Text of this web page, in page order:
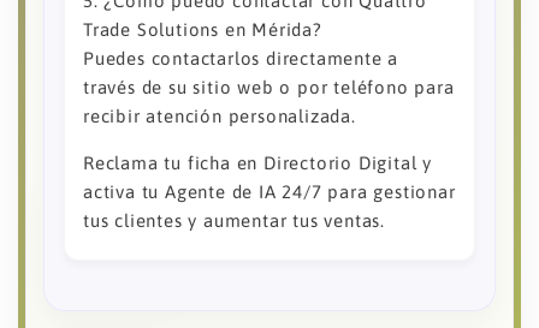
Trade Solutions en Mérida?
Puedes contactarlos directamente a
través de su sitio web o por teléfono para
recibir atención personalizada.
Reclama tu ficha en Directorio Digital y
activa tu Agente de IA 24/7 para gestionar
tus clientes y aumentar tus ventas.